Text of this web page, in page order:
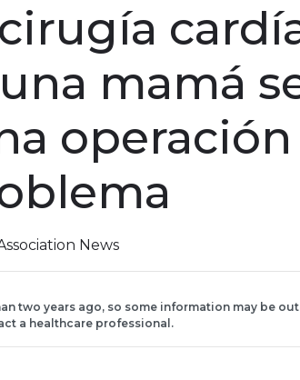
mamá
News
two years ago, so some information may be
a healthcare professional.